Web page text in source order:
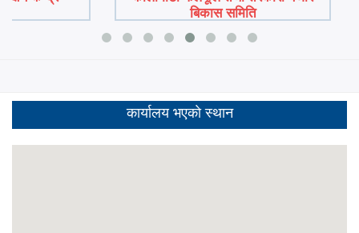
बिकास समिति
कार्यालय भएकाे स्थान